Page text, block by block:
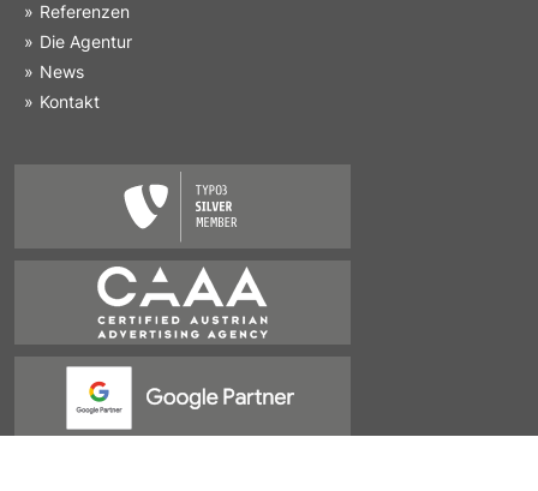
Referenzen
Die Agentur
News
Kontakt